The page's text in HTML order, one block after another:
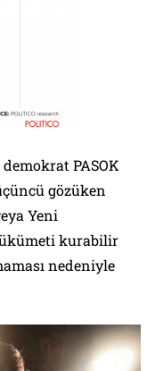
PASOK
gözüken
Yeni
kurabilir
nedeniyle